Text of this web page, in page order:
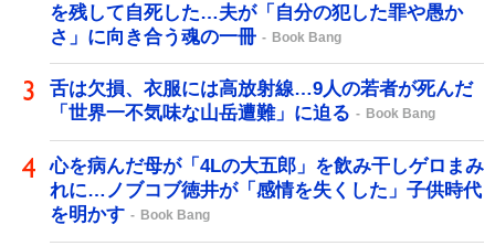
を残して自死した…夫が「自分の犯した罪や愚か
さ」に向き合う魂の一冊
Book Bang
舌は欠損、衣服には高放射線…9人の若者が死んだ
「世界一不気味な山岳遭難」に迫る
Book Bang
心を病んだ母が「4Lの大五郎」を飲み干しゲロまみ
れに…ノブコブ徳井が「感情を失くした」子供時代
を明かす
Book Bang